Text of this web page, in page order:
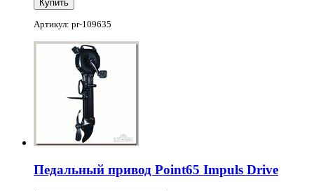
Артикул: pr-109635
Педальный привод Point65 Impuls Drive